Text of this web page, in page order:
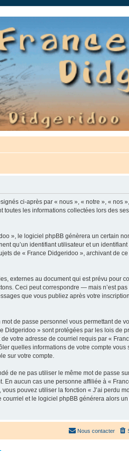
ci-après par « nous », « notre », « nos
les informations collectées lors des
», le logiciel phpBB génèrera un certain
qu’un identifiant utilisateur et un
de « France Didgeridoo », archivant de
externes au document qui est prévu pour
Ceci peut correspondre — mais n’est
que vous publiez après votre
de passe personnel vous permettant de
» sont protégées par les lois de
votre adresse de courriel requis par «
quelles informations de votre compte
sur votre compte.
de ne pas utiliser le même mot de passe
aucun cas une personne affiliée à «
pouvez utiliser la fonction « J’ai perdu
et le logiciel phpBB générera alors
Nous contacter